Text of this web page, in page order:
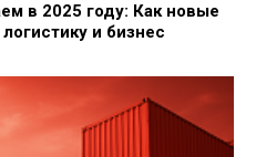
в 2025 году: Как новые
и бизнес